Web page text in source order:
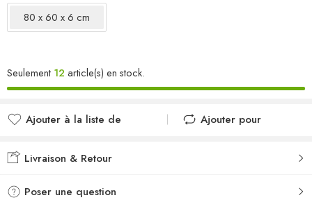
80 x 60 x 6 cm
Seulement 12 article(s) en stock.
Ajouter à la liste de
Ajouté à la liste de
Ajouter pour
Livraison & Retour
Poser une question